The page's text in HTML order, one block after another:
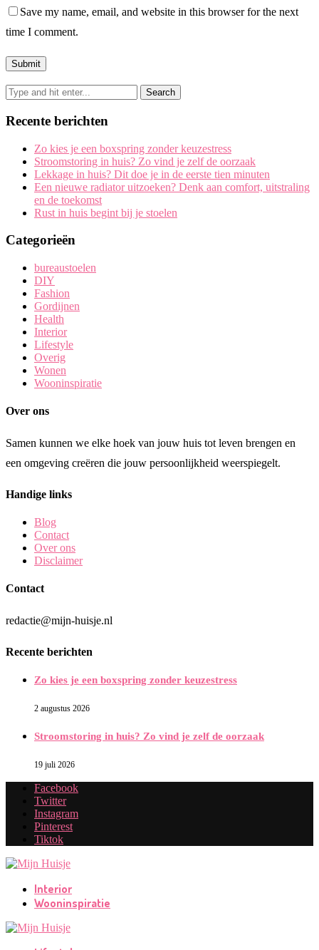
Save my name, email, and website in this browser for the next
time I comment.
Recente berichten
Zo kies je een boxspring zonder keuzestress
Stroomstoring in huis? Zo vind je zelf de oorzaak
Lekkage in huis? Dit doe je in de eerste tien minuten
Een nieuwe radiator uitzoeken? Denk aan comfort, uitstraling
en de toekomst
Rust in huis begint bij je stoelen
Categorieën
bureaustoelen
DIY
Fashion
Gordijnen
Health
Interior
Lifestyle
Overig
Wonen
Wooninspiratie
Over ons
Samen kunnen we elke hoek van jouw huis tot leven brengen en
een omgeving creëren die jouw persoonlijkheid weerspiegelt.
Handige links
Blog
Contact
Over ons
Disclaimer
Contact
redactie@mijn-huisje.nl
Recente berichten
Zo kies je een boxspring zonder keuzestress
2 augustus 2026
Stroomstoring in huis? Zo vind je zelf de oorzaak
19 juli 2026
Facebook
Twitter
Instagram
Pinterest
Tiktok
Interior
Wooninspiratie